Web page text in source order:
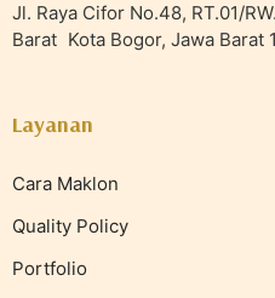
Jl. Raya Cifor No.48, RT.01/
Barat Kota Bogor, Jawa Barat
Layanan
Cara Maklon
Quality Policy
Portfolio